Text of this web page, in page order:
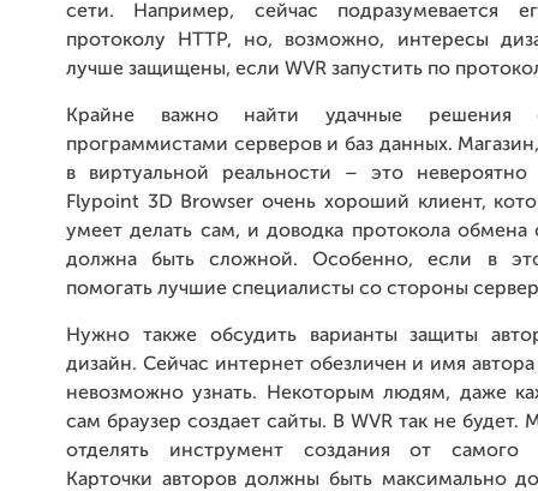
сети. Например, сейчас подразумевается
протоколу HTTP, но, возможно, интересы
лучше защищены, если WVR запустить по
Крайне важно найти удачные решения
программистами серверов и баз данных.
в виртуальной реальности – это невероятно
Flypoint 3D Browser очень хороший клиент,
умеет делать сам, и доводка протокола
должна быть сложной. Особенно, если в
помогать лучшие специалисты со стороны
Нужно также обсудить варианты защиты
дизайн. Сейчас интернет обезличен и имя
невозможно узнать. Некоторым людям, даже
сам браузер создает сайты. В WVR так не будет.
отделять инструмент создания от самого
Карточки авторов должны быть максимально